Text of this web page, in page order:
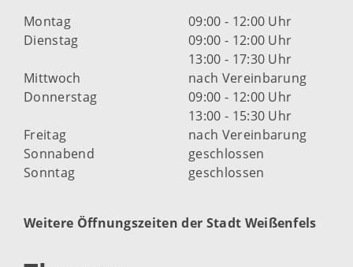
Montag
09:00 - 12:00 Uhr
Dienstag
09:00 - 12:00 Uhr
13:00 - 17:30 Uhr
Mittwoch
nach Vereinbarung
Donnerstag
09:00 - 12:00 Uhr
13:00 - 15:30 Uhr
Freitag
nach Vereinbarung
Sonnabend
geschlossen
Sonntag
geschlossen
Weitere Öffnungszeiten der Stadt Weißenfels